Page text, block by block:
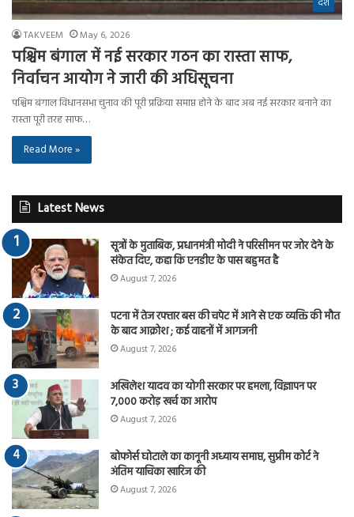
TAKVEEM May 6, 2026
पश्चिम बंगाल में नई सरकार गठन का रास्ता साफ,
निर्वाचन आयोग ने जारी की अधिसूचना
पश्चिम बंगाल विधानसभा चुनाव की पूरी प्रक्रिया समाप्त होने के बाद अब नई सरकार बनाने का
रास्ता पूरी तरह साफ…
Read More »
Latest News
सूत्रों के मुताबिक, प्रधानमंत्री मोदी ने परिसीमन पर जोर देने के
संकेत दिए, कहा कि एनडीए के पास बहुमत है
August 7, 2026
पटना में तेज रफ्तार बस की चपेट में आने से एक व्यक्ति की मौत
के बाद आक्रोश ; कई वाहनों में आगजनी
August 7, 2026
अखिलेश यादव का योगी सरकार पर हमला, विज्ञापन पर
7,000 करोड़ खर्च का आरोप
August 7, 2026
बोफोर्स घोटाले का कानूनी अध्याय समाप्त, सुप्रीम कोर्ट ने
अंतिम याचिका खारिज की
August 7, 2026